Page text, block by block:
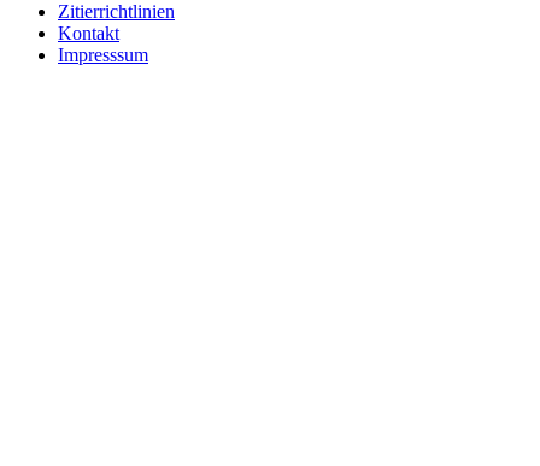
Zitierrichtlinien
Kontakt
Impresssum